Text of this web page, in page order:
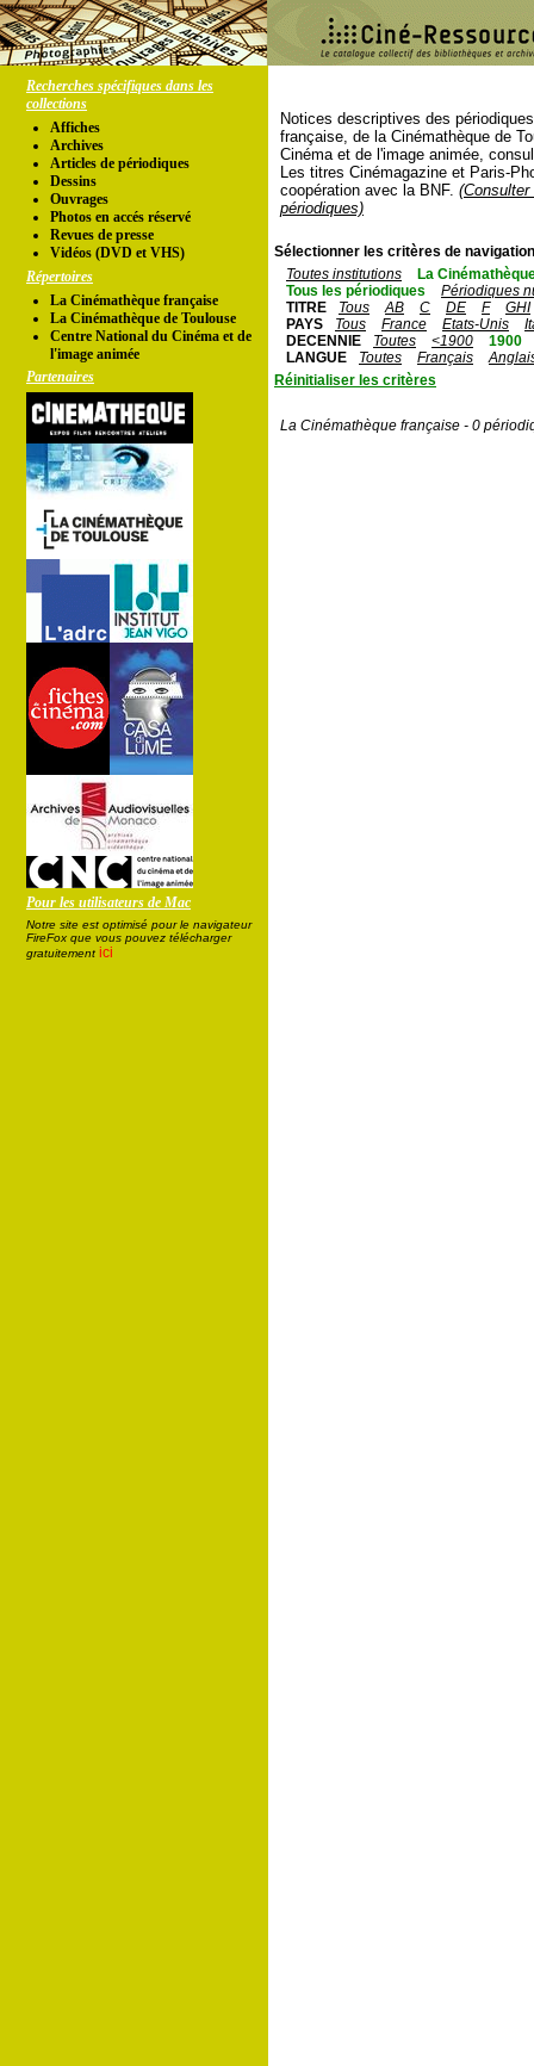
Recherches spécifiques dans les
collections
Affiches
Archives
Articles de périodiques
Dessins
Ouvrages
Photos en accés réservé
Revues de presse
Vidéos (DVD et VHS)
Répertoires
La Cinémathèque française
La Cinémathèque de Toulouse
Centre National du Cinéma et de
l'image animée
Partenaires
Pour les utilisateurs de Mac
Notre site est optimisé pour le navigateur
FireFox que vous pouvez télécharger
gratuitement ici
Notices descriptives des
française, de la Cinémathèque de
Cinéma et de l'image animée,
Les titres Cinémagazine et Paris-
coopération avec la BNF.
périodiques)
Sélectionner les critères de
Toutes institutions
La
Tous les périodiques
Périodiques
TITRE
Tous AB C DE F
GHI
PAYS
Tous France Etats-Unis
DECENNIE
Toutes <1900
1900
LANGUE
Toutes Français
Réinitialiser les critères
La Cinémathèque française - 0